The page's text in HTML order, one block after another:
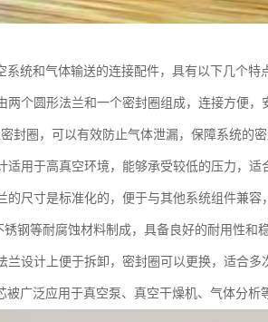
统和气体输送的连接配件，具有以下几个特
个圆形法兰和一个密封圈组成，连接方便，
封圈，可以有效防止气体泄漏，保障系统的密
用于高真空环境，能够承受较低的压力，适
尺寸是标准化的，便于与其他系统组件兼容
钢等耐腐蚀材料制成，具备良好的耐用性和稳
设计上便于拆卸，密封圈可以更换，适合多
被广泛应用于真空泵、真空干燥机、气体分析